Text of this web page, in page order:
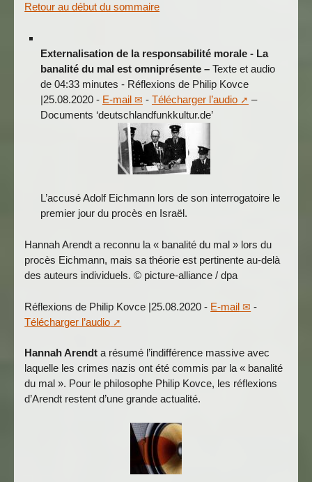
Retour au début du sommaire
Externalisation de la responsabilité morale - La
banalité du mal est omniprésente – Texte et audio
de 04:33 minutes - Réflexions de Philip Kovce
|25.08.2020 - E-mail - Télécharger l’audio
–
Documents ‘deutschlandfunkkultur.de’
L’accusé Adolf Eichmann lors de son interrogatoire le
premier jour du procès en Israël.
Hannah Arendt a reconnu la « banalité du mal » lors du
procès Eichmann, mais sa théorie est pertinente au-delà
des auteurs individuels. © picture-alliance / dpa
Réflexions de Philip Kovce |25.08.2020 - E-mail
-
Télécharger l’audio
Hannah Arendt a résumé l’indifférence massive avec
laquelle les crimes nazis ont été commis par la « banalité
du mal ». Pour le philosophe Philip Kovce, les réflexions
d’Arendt restent d’une grande actualité.